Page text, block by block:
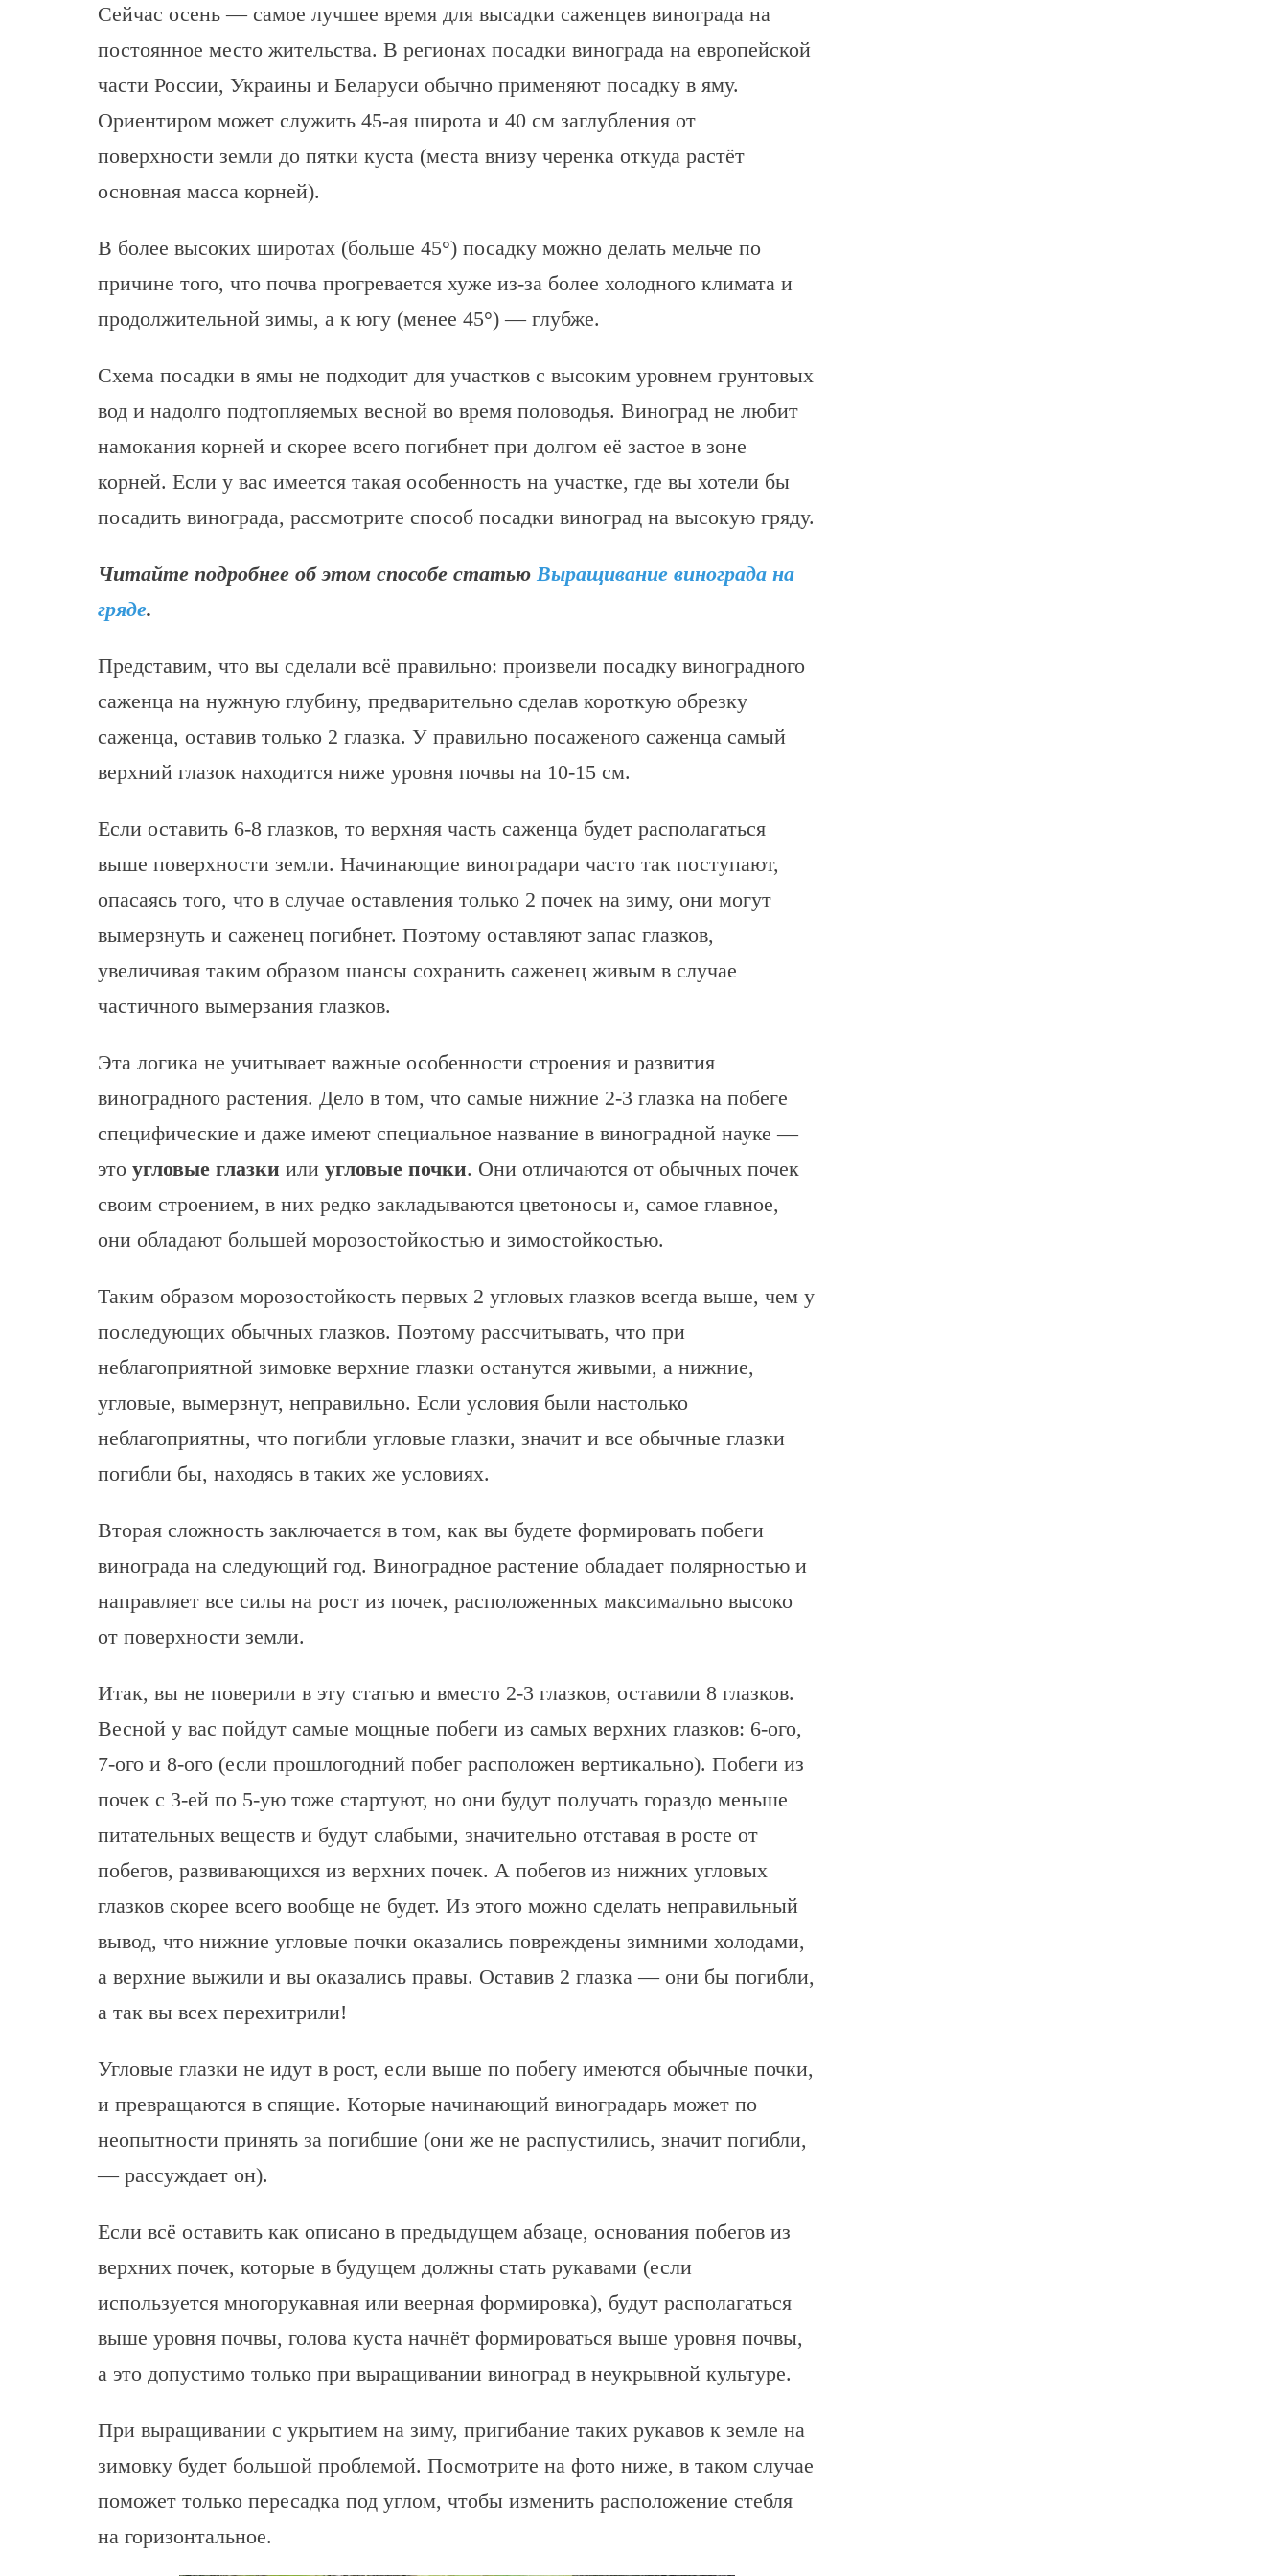
Сейчас осень — самое лучшее время для высадки саженцев винограда на
постоянное место жительства. В регионах посадки винограда на европейской
части России, Украины и Беларуси обычно применяют посадку в яму.
Ориентиром может служить 45-ая широта и 40 см заглубления от
поверхности земли до пятки куста (места внизу черенка откуда растёт
основная масса корней).
В более высоких широтах (больше 45°) посадку можно делать мельче по
причине того, что почва прогревается хуже из-за более холодного климата и
продолжительной зимы, а к югу (менее 45°) — глубже.
Схема посадки в ямы не подходит для участков с высоким уровнем грунтовых
вод и надолго подтопляемых весной во время половодья. Виноград не любит
намокания корней и скорее всего погибнет при долгом её застое в зоне
корней. Если у вас имеется такая особенность на участке, где вы хотели бы
посадить винограда, рассмотрите способ посадки виноград на высокую гряду.
Читайте подробнее об этом способе статью Выращивание винограда на
гряде.
Представим, что вы сделали всё правильно: произвели посадку виноградного
саженца на нужную глубину, предварительно сделав короткую обрезку
саженца, оставив только 2 глазка. У правильно посаженого саженца самый
верхний глазок находится ниже уровня почвы на 10-15 см.
Если оставить 6-8 глазков, то верхняя часть саженца будет располагаться
выше поверхности земли. Начинающие виноградари часто так поступают,
опасаясь того, что в случае оставления только 2 почек на зиму, они могут
вымерзнуть и саженец погибнет. Поэтому оставляют запас глазков,
увеличивая таким образом шансы сохранить саженец живым в случае
частичного вымерзания глазков.
Эта логика не учитывает важные особенности строения и развития
виноградного растения. Дело в том, что самые нижние 2-3 глазка на побеге
специфические и даже имеют специальное название в виноградной науке —
это угловые глазки или угловые почки. Они отличаются от обычных почек
своим строением, в них редко закладываются цветоносы и, самое главное,
они обладают большей морозостойкостью и зимостойкостью.
Таким образом морозостойкость первых 2 угловых глазков всегда выше, чем у
последующих обычных глазков. Поэтому рассчитывать, что при
неблагоприятной зимовке верхние глазки останутся живыми, а нижние,
угловые, вымерзнут, неправильно. Если условия были настолько
неблагоприятны, что погибли угловые глазки, значит и все обычные глазки
погибли бы, находясь в таких же условиях.
Вторая сложность заключается в том, как вы будете формировать побеги
винограда на следующий год. Виноградное растение обладает полярностью и
направляет все силы на рост из почек, расположенных максимально высоко
от поверхности земли.
Итак, вы не поверили в эту статью и вместо 2-3 глазков, оставили 8 глазков.
Весной у вас пойдут самые мощные побеги из самых верхних глазков: 6-ого,
7-ого и 8-ого (если прошлогодний побег расположен вертикально). Побеги из
почек с 3-ей по 5-ую тоже стартуют, но они будут получать гораздо меньше
питательных веществ и будут слабыми, значительно отставая в росте от
побегов, развивающихся из верхних почек. А побегов из нижних угловых
глазков скорее всего вообще не будет. Из этого можно сделать неправильный
вывод, что нижние угловые почки оказались повреждены зимними холодами,
а верхние выжили и вы оказались правы. Оставив 2 глазка — они бы погибли,
а так вы всех перехитрили!
Угловые глазки не идут в рост, если выше по побегу имеются обычные почки,
и превращаются в спящие. Которые начинающий виноградарь может по
неопытности принять за погибшие (они же не распустились, значит погибли,
— рассуждает он).
Если всё оставить как описано в предыдущем абзаце, основания побегов из
верхних почек, которые в будущем должны стать рукавами (если
используется многорукавная или веерная формировка), будут располагаться
выше уровня почвы, голова куста начнёт формироваться выше уровня почвы,
а это допустимо только при выращивании виноград в неукрывной культуре.
При выращивании с укрытием на зиму, пригибание таких рукавов к земле на
зимовку будет большой проблемой. Посмотрите на фото ниже, в таком случае
поможет только пересадка под углом, чтобы изменить расположение стебля
на горизонтальное.